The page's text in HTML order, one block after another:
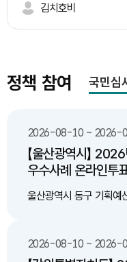
한지형 식물 식재 비용이 저
안을 제안합니다. 예시 요건 1. 일정 기간(예: 5년 이상) 같은 지역에
ㆍ사회적 돌봄 강화
김치호비
정책 참여 국민심
2026-08-10 ~ 2026-
【울산광역시】
우수사례 온라인투
울산광역시 동구 기획예
2026-08-10 ~ 2026-